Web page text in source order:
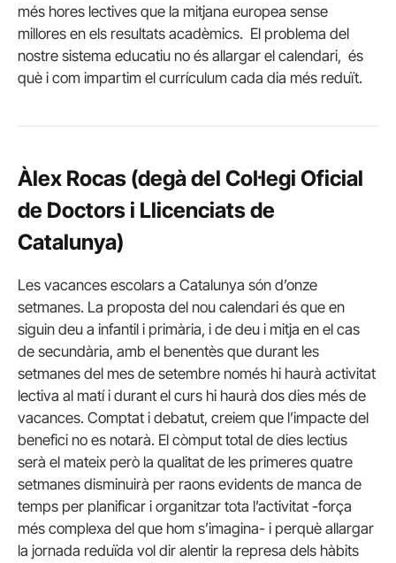
més hores lectives que la mitjana europea sense
millores en els resultats acadèmics. El problema del
nostre sistema educatiu no és allargar el calendari, és
què i com impartim el currículum cada dia més reduït.
Àlex Rocas (degà del Col·legi Oficial
de Doctors i Llicenciats de
Catalunya)
Les vacances escolars a Catalunya són d’onze
setmanes. La proposta del nou calendari és que en
siguin deu a infantil i primària, i de deu i mitja en el cas
de secundària, amb el benentès que durant les
setmanes del mes de setembre només hi haurà activitat
lectiva al matí i durant el curs hi haurà dos dies més de
vacances. Comptat i debatut, creiem que l’impacte del
benefici no es notarà. El còmput total de dies lectius
serà el mateix però la qualitat de les primeres quatre
setmanes disminuirà per raons evidents de manca de
temps per planificar i organitzar tota l’activitat -força
més complexa del que hom s’imagina- i perquè allargar
la jornada reduïda vol dir alentir la represa dels hàbits